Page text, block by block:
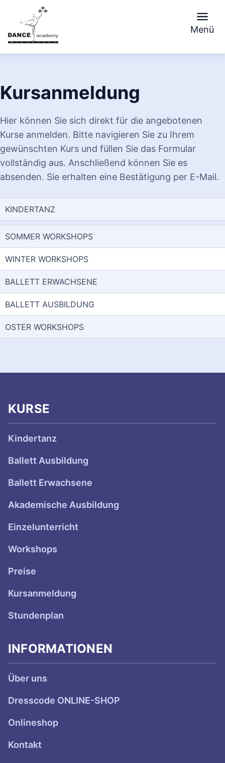
content
Menü
Kursanmeldung
Hier können Sie sich direkt für die angebotenen
Kurse anmelden. Bitte navigieren Sie zu Ihrem
gewünschten Kurs und füllen Sie das Formular
vollständig aus. Anschließend können Sie es
absenden. Sie erhalten eine Bestätigung per E-Mail.
KURSE
Kindertanz
Ballett Ausbildung
Ballett Erwachsene
Akademische Ausbildung
Einzelunterricht
Workshops
Preise
Kursanmeldung
Stundenplan
INFORMATIONEN
Über uns
Dresscode ONLINE-SHOP
Onlineshop
Kontakt